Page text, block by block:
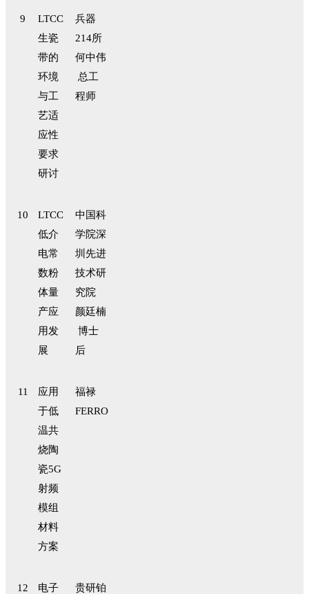
9
LTCC
生瓷
带的
环境
与工
艺适
应性
要求
研讨
兵器
214所
何中伟
总工
程师
10
LTCC
低介
电常
数粉
体量
产应
用发
展
中国科
学院深
圳先进
技术研
究院
颜廷楠
博士
后
11
应用
于低
温共
烧陶
瓷5G
射频
模组
材料
方案
福禄
FERRO
12
电子
贵研铂